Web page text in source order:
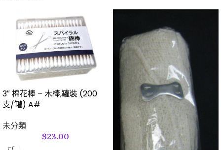
3″ 棉花棒 – 木棒,罐裝 (200
支/罐) A#
未分類
$23.00